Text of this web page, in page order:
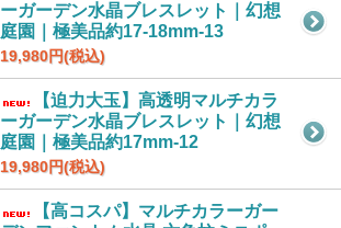
ーガーデン水晶ブレスレット｜幻想
庭園｜極美品約17-18mm-13
19,980円(税込)
【迫力大玉】高透明マルチカラ
ーガーデン水晶ブレスレット｜幻想
庭園｜極美品約17mm-12
19,980円(税込)
【高コスパ】マルチカラーガー